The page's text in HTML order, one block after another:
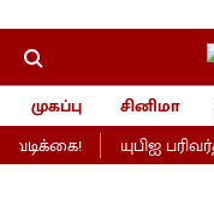
முகப்பு சினிமா
யுபிஐ